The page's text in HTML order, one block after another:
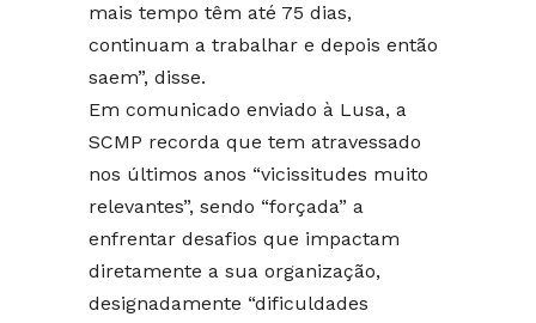
mais tempo têm até 75 dias,
continuam a trabalhar e depois então
saem”, disse.
Em comunicado enviado à Lusa, a
SCMP recorda que tem atravessado
nos últimos anos “vicissitudes muito
relevantes”, sendo “forçada” a
enfrentar desafios que impactam
diretamente a sua organização,
designadamente “dificuldades